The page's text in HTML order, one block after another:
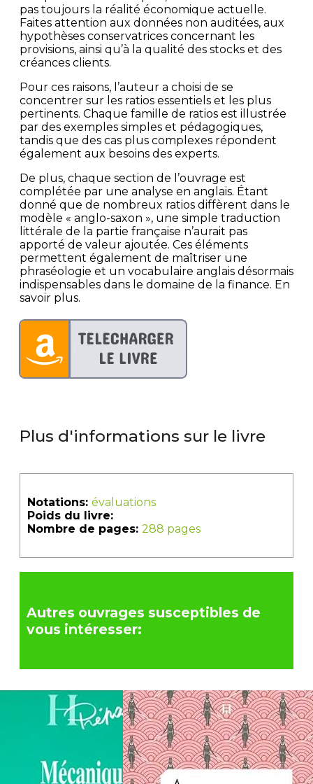
pas toujours la réalité économique actuelle.
Faites attention aux données non auditées, aux
hypothèses conservatrices concernant les
provisions, ainsi qu’à la qualité des stocks et des
créances clients.
Pour ces raisons, l’auteur a choisi de se
concentrer sur les ratios essentiels et les plus
pertinents. Chaque famille de ratios est illustrée
par des exemples simples et pédagogiques,
tandis que des cas plus complexes répondent
également aux besoins des experts.
De plus, chaque section de l’ouvrage est
complétée par une analyse en anglais. Étant
donné que de nombreux ratios diffèrent dans le
modèle « anglo-saxon », une simple traduction
littérale de la partie française n’aurait pas
apporté de valeur ajoutée. Ces éléments
permettent également de maîtriser une
phraséologie et un vocabulaire anglais désormais
indispensables dans le domaine de la finance. En
savoir plus.
Plus d'informations sur le livre
Notations: évaluations
Poids du livre:
Nombre de pages: 288 pages
Autres ouvrages susceptibles de
vous intéresser: